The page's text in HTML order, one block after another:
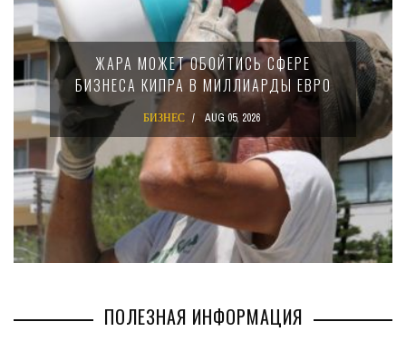
ОБОЙТИСЬ СФЕРЕ
В МИЛЛИАРДЫ ЕВРО
AUG 05, 2026
МИНФИН КИПРА
15-
КРУПНЫХ
БИЗНЕС
ПОЛЕЗНАЯ ИНФОРМАЦИЯ